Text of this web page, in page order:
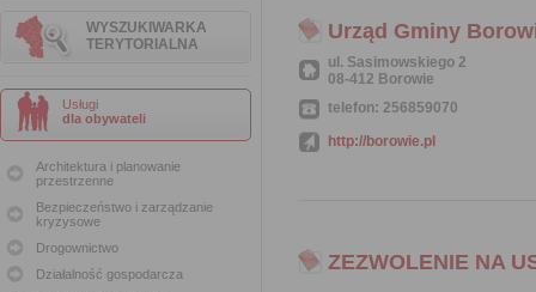
WYSZUKIWARKA
TERYTORIALNA
Usługi
dla obywateli
Architektura i planowanie
przestrzenne
Bezpieczeństwo i zarządzanie
kryzysowe
Drogownictwo
Działalność gospodarcza
Urząd Gminy
ul. Sasimowskiego 2
08-412 Borowie
telefon: 256859070
http://borowie.pl
ZEZWOLENIE NA